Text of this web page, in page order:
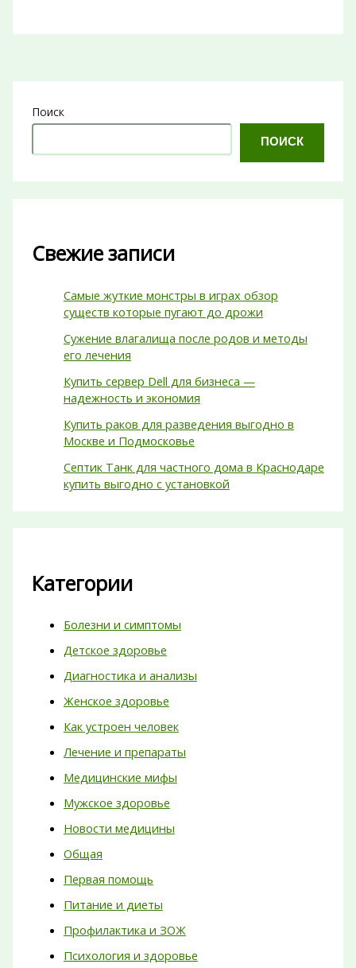
Поиск
ПОИСК
Свежие записи
Самые жуткие монстры в играх обзор
существ которые пугают до дрожи
Сужение влагалища после родов и методы
его лечения
Купить сервер Dell для бизнеса —
надежность и экономия
Купить раков для разведения выгодно в
Москве и Подмосковье
Септик Танк для частного дома в Краснодаре
купить выгодно с установкой
Категории
Болезни и симптомы
Детское здоровье
Диагностика и анализы
Женское здоровье
Как устроен человек
Лечение и препараты
Медицинские мифы
Мужское здоровье
Новости медицины
Общая
Первая помощь
Питание и диеты
Профилактика и ЗОЖ
Психология и здоровье